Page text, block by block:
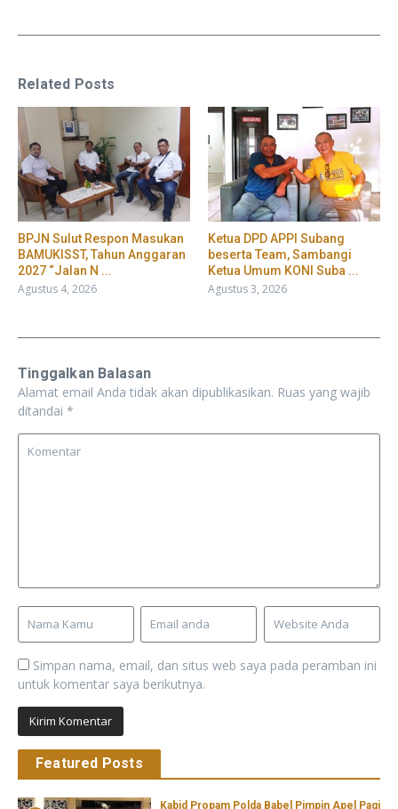
Related Posts
BPJN Sulut Respon Masukan
BAMUKISST, Tahun Anggaran
2027 “Jalan N ...
Agustus 4, 2026
Ketua DPD APPI Subang
beserta Team, Sambangi
Ketua Umum KONI Suba ...
Agustus 3, 2026
Tinggalkan Balasan
Alamat email Anda tidak akan dipublikasikan. Ruas yang wajib
ditandai *
Simpan nama, email, dan situs web saya pada peramban ini
untuk komentar saya berikutnya.
Featured Posts
Kabid Propam Polda Babel Pimpin Apel Pagi